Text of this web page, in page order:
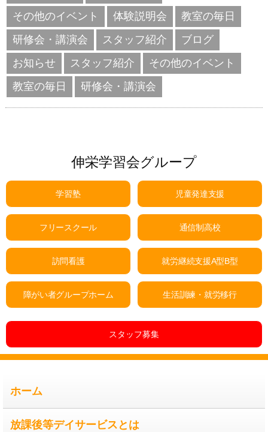
その他のイベント
体験説明会
教室の毎日
研修会・講演会
スタッフ紹介
ブログ
お知らせ
スタッフ紹介
その他のイベント
教室の毎日
研修会・講演会
伸栄学習会グループ
学習塾 児童発達支援
フリースクール 通信制高校
訪問看護 就労継続支援A型B型
障がい者グループホーム 生活訓練・就労移行
スタッフ募集
ホーム
放課後等デイサービスとは